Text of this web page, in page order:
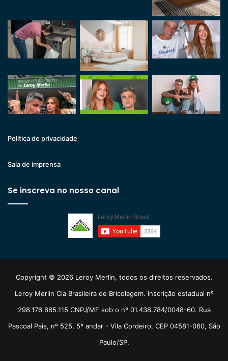
Politica de privacidade
Sala de imprensa
Se inscreva no nosso canal
Copyright © 2026 Leroy Merlin, todos os direitos reservados.
Leroy Merlin Cia Brasileira de Bricolagem. Inscrição estadual nº
298.176.665.115 CNPJ/MF sob o nº 01.438.784/0048-60. Rua
Pascoal Pais, nº 525, 5º andar - Vila Cordeiro, CEP 04581-060, São
Paulo/SP.